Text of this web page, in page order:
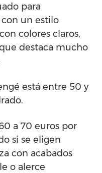
para
un estilo
colores claros,
destaca mucho
está entre 50 y
a 70 euros por
si se eligen
con acabados
o alerce